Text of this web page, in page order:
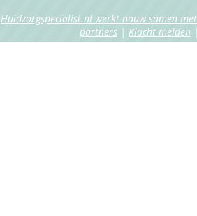
Huidzorgspecialist.nl werkt nauw samen
partners | Klacht melden |